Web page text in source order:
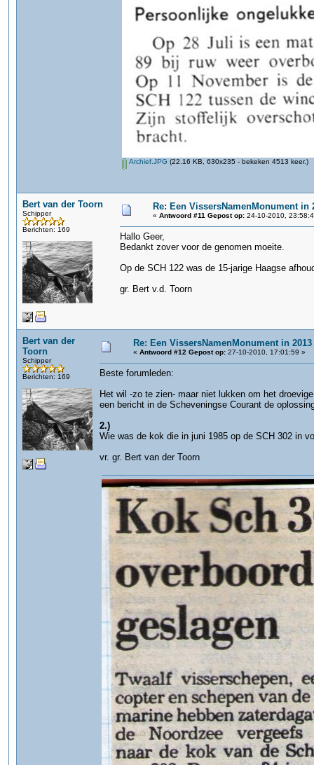
Archief.JPG (22.16 KB, 630x235 - bekeken 4513 keer.)
Bert van der Toorn
Schipper
Berichten: 169
Re: Een VissersNamenMonument in
« Antwoord #11 Gepost op: 24-10-2010,
Hallo Geer,
Bedankt zover voor de genomen moeite.
Op de SCH 122 was de 15-jarige Haagse
gr. Bert v.d. Toorn
Bert van der
Toorn
Schipper
Berichten: 169
Re: Een VissersNamenMonument in 2013
« Antwoord #12 Gepost op: 27-10-2010, 17:01:59 »
Beste forumleden:
Het wil -zo te zien- maar niet lukken om het
een bericht in de Scheveningse Courant de
2.)
Wie was de kok die in juni 1985 op de SCH 302 in
vr. gr. Bert van der Toorn